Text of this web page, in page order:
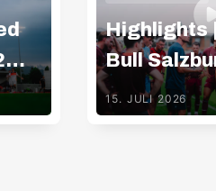
Highlights
Bull
Gamba
15. JULI 2026